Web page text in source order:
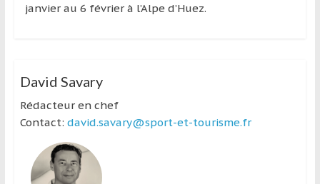
janvier au 6 février à l’Alpe d’Huez.
David Savary
Rédacteur en chef
Contact: david.savary@sport-et-tourisme.fr